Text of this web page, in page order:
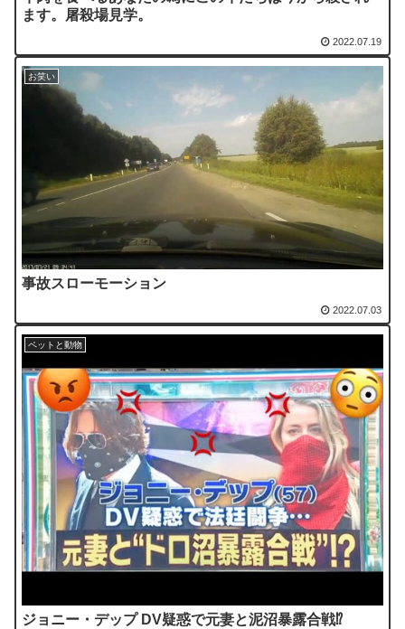
ます。屠殺場見学。
2022.07.19
お笑い
事故スローモーション
2022.07.03
ペットと動物
ジョニー・デップ DV疑惑で元妻と泥沼暴露合戦⁉︎